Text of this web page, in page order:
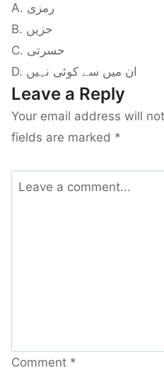
A. رمزی
B. حزیں
C. حسرتی
D. ان میں سے کوئی نہیں
Leave a Reply
Your email address will
fields are marked *
Comment *